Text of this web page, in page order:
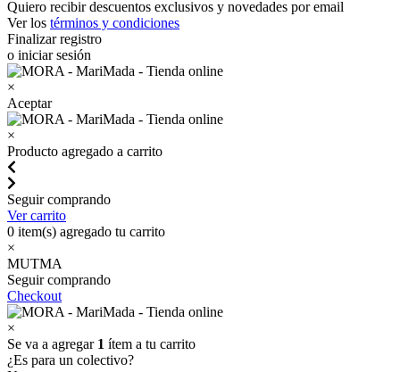
Quiero recibir descuentos exclusivos y novedades por email
Ver los términos y condiciones
Finalizar registro
o iniciar sesión
×
Aceptar
×
Producto agregado a carrito
Seguir comprando
Ver carrito
0 item(s) agregado tu carrito
×
MUTMA
Seguir comprando
Checkout
×
Se va a agregar 1 ítem a tu carrito
¿Es para un colectivo?